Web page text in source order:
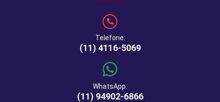
Telefone:
(11) 4116-5069
WhatsApp:
(11) 94902-6866